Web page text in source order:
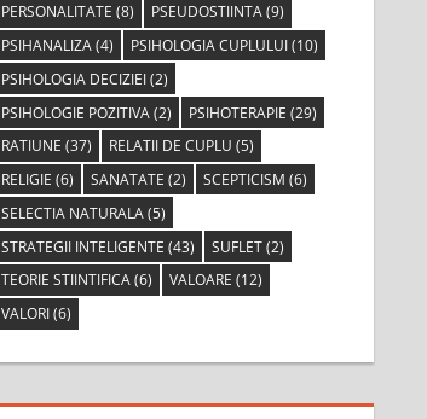
PERSONALITATE (8) PSEUDOSTIINTA(9)
PSIHANALIZA(4) PSIHOLOGIA CUPLULUI(10)
PSIHOLOGIA DECIZIEI(2)
PSIHOLOGIE POZITIVA(2) PSIHOTERAPIE (29)
RATIUNE (37) RELATII DE CUPLU (5)
RELIGIE (6) SANATATE (2) SCEPTICISM (6)
SELECTIA NATURALA(5)
STRATEGII INTELIGENTE (43) SUFLET(2)
TEORIE STIINTIFICA(6) VALOARE (12)
VALORI(6)